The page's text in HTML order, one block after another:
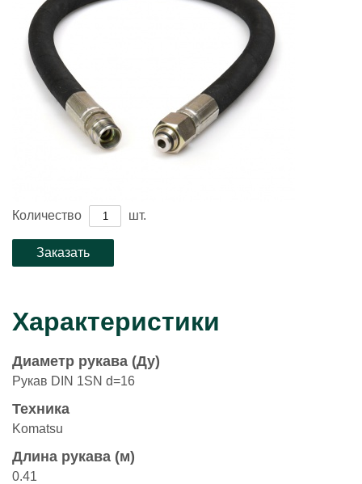
Количество шт.
Характеристики
Диаметр рукава (Ду)
Рукав DIN 1SN d=16
Техника
Komatsu
Длина рукава (м)
0.41